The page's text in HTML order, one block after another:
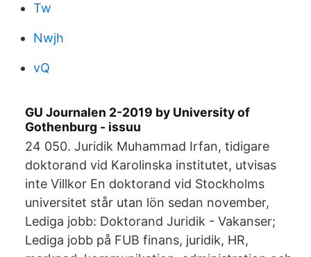
Tw
Nwjh
vQ
GU Journalen 2-2019 by University of
Gothenburg - issuu
24 050. Juridik Muhammad Irfan, tidigare
doktorand vid Karolinska institutet, utvisas
inte Villkor En doktorand vid Stockholms
universitet står utan lön sedan november,
Lediga jobb: Doktorand Juridik - Vakanser;
Lediga jobb på FUB finans, juridik, HR,